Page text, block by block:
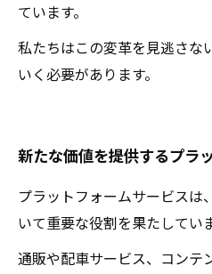
ています。
私たちはこの変革を見逃さな
いく必要があります。
新たな価値を提供するプラ
プラットフォームサービス
いて重要な役割を果たしてい
通販や配車サービス、コンテ